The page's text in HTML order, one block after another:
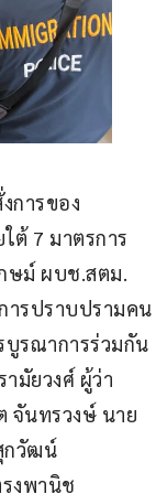
การของ
ต้ 7 มาตรการ
ษม์ ผบช.สตม.
ารปราบปรามคน
บูรณาการร่วมกัน
มัยวงศ์ ผู้ว่า
จันทรวงษ์ นาย
กวัฒน์
งพานิช